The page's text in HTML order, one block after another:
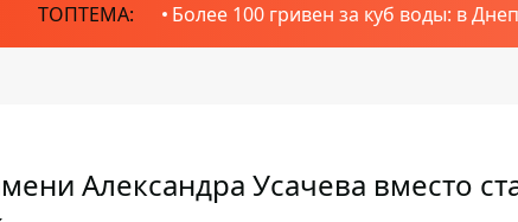
ТОПТЕМА: Более 100 гривен за куб воды: в
Александра Усачева вместо